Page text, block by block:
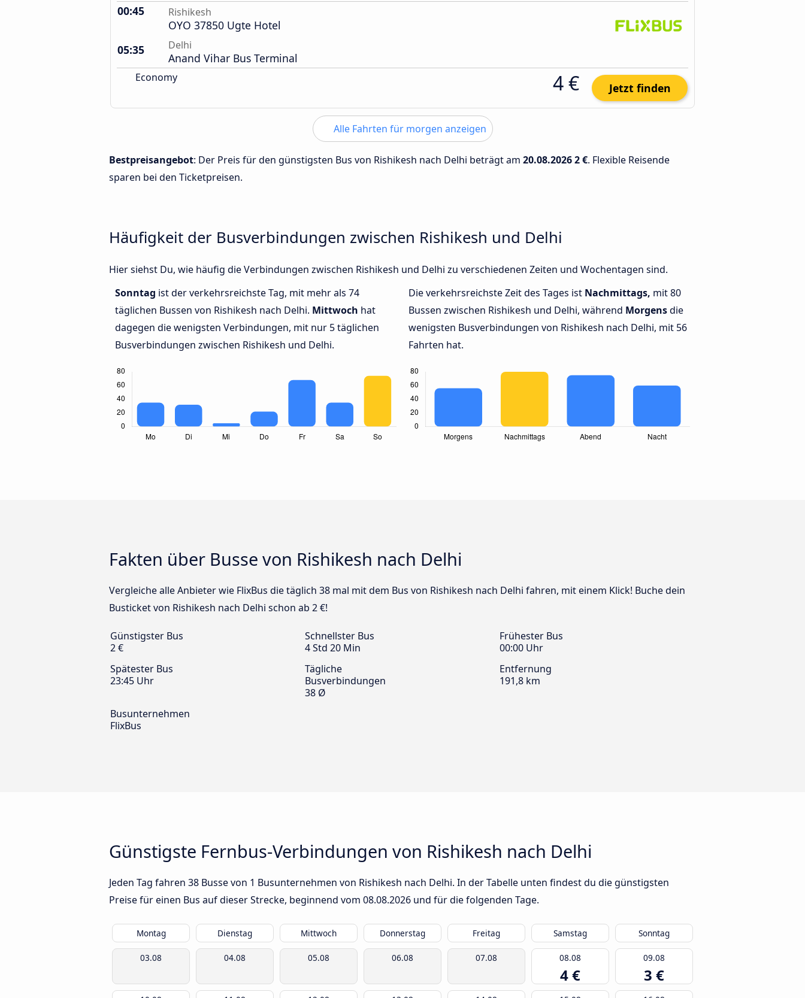
00:45 Rishikesh
OYO 37850 Ugte Hotel
05:35
Delhi
Anand Vihar Bus Terminal
Economy 4 € Jetzt finden
Alle Fahrten für morgen anzeigen
Bestpreisangebot: Der Preis für den günstigsten Bus von Rishikesh nach Delhi beträgt am 20.08.20262 €. Flexible Reisende
sparen bei den Ticketpreisen.
Häufigkeit der Busverbindungen zwischen Rishikesh und Delhi
Hier siehst Du, wie häufig die Verbindungen zwischen Rishikesh und Delhi zu verschiedenen Zeiten und Wochentagen sind.
Sonntag ist der verkehrsreichste Tag, mit mehr als 74
täglichen Bussen von Rishikesh nach Delhi. Mittwoch hat
dagegen die wenigsten Verbindungen, mit nur 5 täglichen
Busverbindungen zwischen Rishikesh und Delhi.
Die verkehrsreichste Zeit des Tages ist Nachmittags, mit 80
Bussen zwischen Rishikesh und Delhi, während Morgensdie
wenigsten Busverbindungen von Rishikesh nach Delhi, mit 56
Fahrten hat.
Fakten über Busse von Rishikesh nach Delhi
Vergleiche alle Anbieter wie FlixBus die täglich 38 mal mit dem Bus von Rishikesh nach Delhi fahren, mit einem Klick! Buche dein
Busticket von Rishikesh nach Delhi schon ab 2 €!
Günstigster Bus
2 €
Schnellster Bus
4 Std 20 Min
Frühester Bus
00:00 Uhr
Spätester Bus
23:45 Uhr
Tägliche
Busverbindungen
38 Ø
Entfernung
191,8 km
Busunternehmen
FlixBus
Günstigste Fernbus-Verbindungen von Rishikesh nach Delhi
Jeden Tag fahren 38 Busse von 1 Busunternehmen von Rishikesh nach Delhi. In der Tabelle unten findest du die günstigsten
Preise für einen Bus auf dieser Strecke, beginnend vom 08.08.2026 und für die folgenden Tage.
Montag Dienstag Mittwoch Donnerstag Freitag Samstag Sonntag
03.08 04.08 05.08 06.08 07.08 08.08
4 €
09.08
3 €